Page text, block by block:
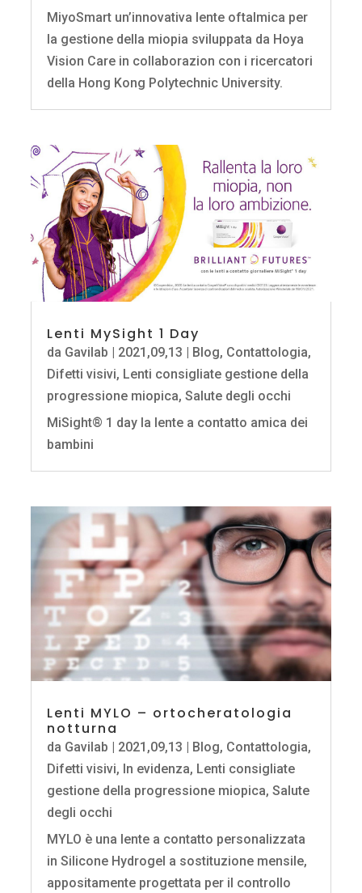
MiyoSmart un’innovativa lente oftalmica per
la gestione della miopia sviluppata da Hoya
Vision Care in collaborazion con i ricercatori
della Hong Kong Polytechnic University.
Lenti MySight 1 Day
da Gavilab 2021,09,13 Blog, Contattologia,
Difetti visivi, Lenti consigliate gestione della
progressione miopica,Salute degli occhi
MiSight® 1 day la lente a contatto amica dei
bambini
Lenti MYLO – ortocheratologia
notturna
da Gavilab | 2021,09,13 | Blog, Contattologia,
Difetti visivi, In evidenza, Lenti consigliate
gestione della progressione miopica,Salute
degli occhi
MYLO è una lente a contatto personalizzata
in Silicone Hydrogel a sostituzione mensile,
appositamente progettata per il controllo